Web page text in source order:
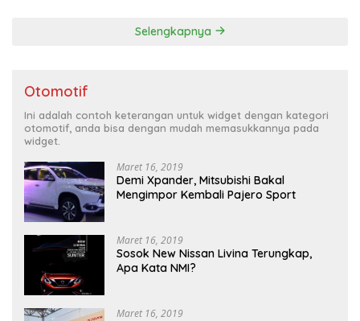
Selengkapnya
Otomotif
Ini adalah contoh keterangan untuk widget dengan kategori
otomotif, anda bisa dengan mudah memasukkannya pada
widget.
Maret 16, 2019
Demi Xpander, Mitsubishi Bakal
Mengimpor Kembali Pajero Sport
Maret 16, 2019
Sosok New Nissan Livina Terungkap,
Apa Kata NMI?
Maret 16, 2019